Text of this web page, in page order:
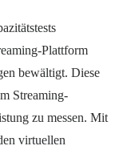
Plattform
bewältigt. Diese
Streaming-
zu messen. Mit
virtuellen